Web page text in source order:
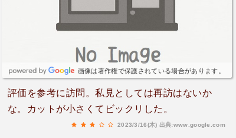
画像は著作権で保護されている場合があります。
評価を参考に訪問。私見としては再訪はないか
な。カットが小さくてビックリした。
2023/3/16(木) 出典:www.google.com